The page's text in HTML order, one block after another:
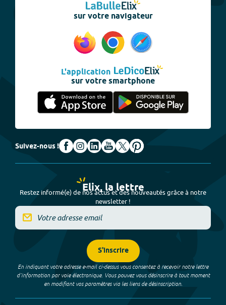
sur votre navigateur
L'application
sur votre smartphone
Suivez-nous !
Elix, la lettre
Restez informé(e) de nos actus et des nouveautés grâce à notre
newsletter !
S'inscrire
En indiquant votre adresse e-mail ci-dessus vous consentez à recevoir notre lettre
d’information par voie électronique. Vous pouvez vous désinscrire à tout moment
en modifiant vos paramètres via les liens de désinscription.